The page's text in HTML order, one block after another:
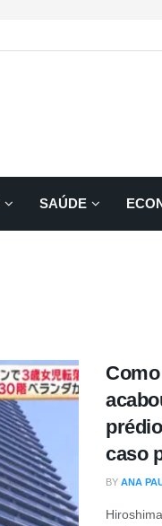
SAÚDE
caso
BY ANA